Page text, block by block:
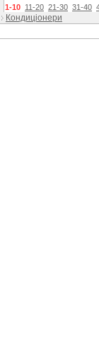
1-10 11-20 21-30 31-40
Кондиціонери